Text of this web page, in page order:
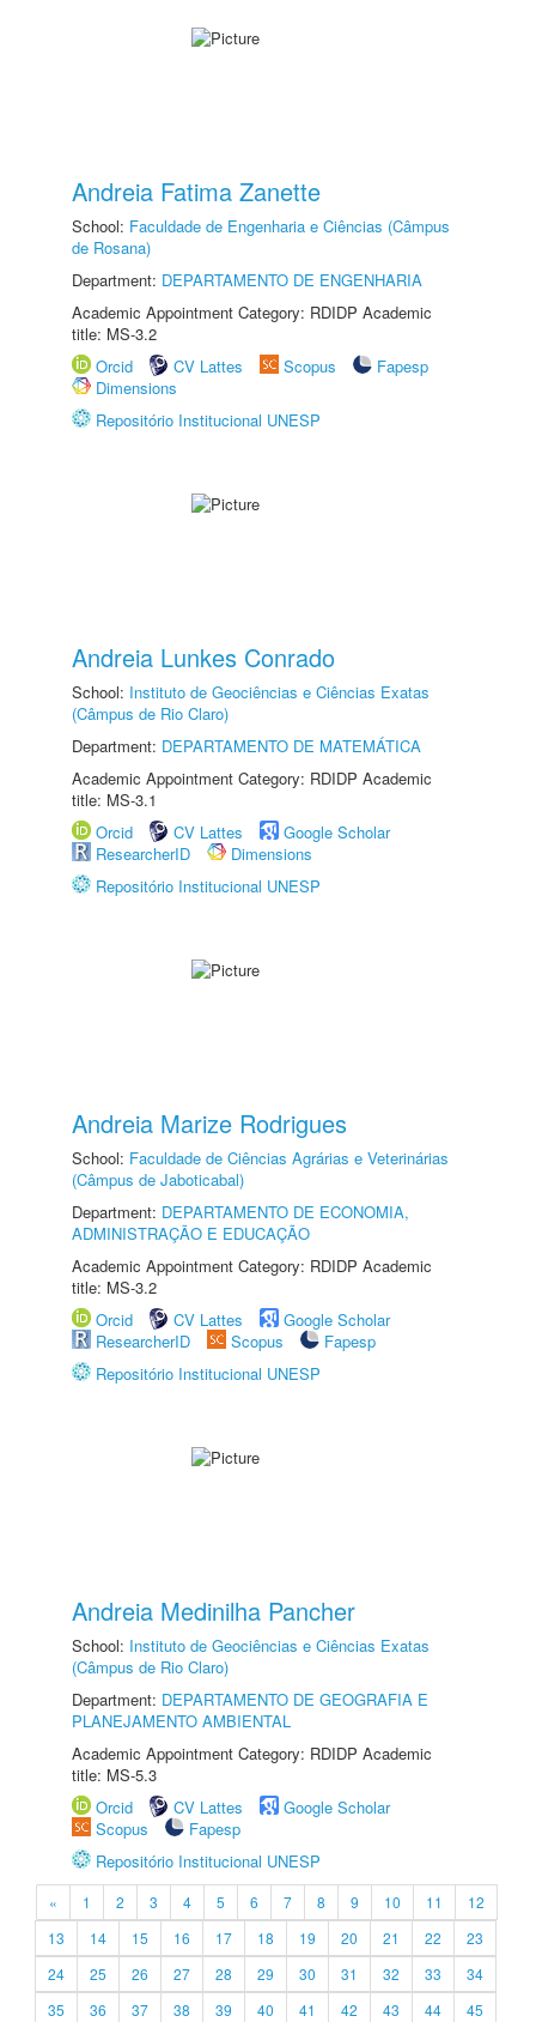
Andreia Fatima Zanette
School: Faculdade de Engenharia e Ciências (Câmpus
de Rosana)
Department: DEPARTAMENTO DE ENGENHARIA
Academic Appointment Category: RDIDP Academic
title: MS-3.2
Orcid
CV Lattes Scopus
Fapesp
Dimensions
Repositório Institucional UNESP
Andreia Lunkes Conrado
School: Instituto de Geociências e Ciências Exatas
(Câmpus de Rio Claro)
Department: DEPARTAMENTO DE MATEMÁTICA
Academic Appointment Category: RDIDP Academic
title: MS-3.1
Orcid
CV Lattes
Google Scholar
ResearcherID
Dimensions
Repositório Institucional UNESP
Andreia Marize Rodrigues
School: Faculdade de Ciências Agrárias e Veterinárias
(Câmpus de Jaboticabal)
Department: DEPARTAMENTO DE ECONOMIA,
ADMINISTRAÇÃO E EDUCAÇÃO
Academic Appointment Category: RDIDP Academic
title: MS-3.2
Orcid
CV Lattes
Google Scholar
ResearcherID
Scopus
Fapesp
Repositório Institucional UNESP
Andreia Medinilha Pancher
School: Instituto de Geociências e Ciências Exatas
(Câmpus de Rio Claro)
Department: DEPARTAMENTO DE GEOGRAFIA E
PLANEJAMENTO AMBIENTAL
Academic Appointment Category: RDIDP Academic
title: MS-5.3
Orcid
CV Lattes
Google Scholar
Scopus
Fapesp
Repositório Institucional UNESP
« 1 2 3 4 5 6 7 8 9 10 11
12
13
14 15 16 17 18 19 20 21 22
23
24
25 26 27 28 29 30 31 32 33
34
35
36 37 38 39 40 41 42 43 44
45